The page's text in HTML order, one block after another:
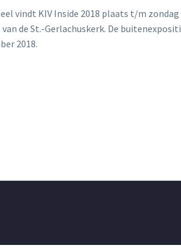
vindt KIV Inside 2018 plaats t/m
de St.-Gerlachuskerk. De
2018.